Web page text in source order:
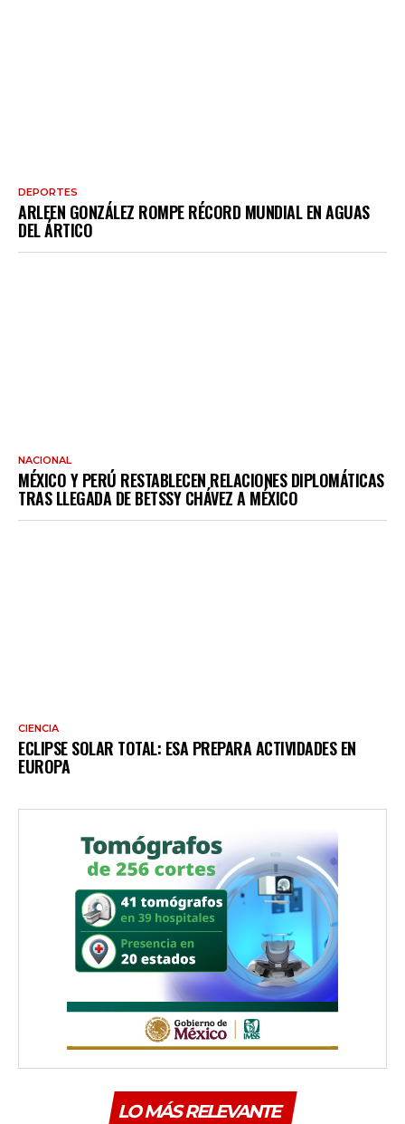
DEPORTES
ARLEEN GONZÁLEZ ROMPE RÉCORD MUNDIAL EN AGUAS
DEL ÁRTICO
NACIONAL
MÉXICO Y PERÚ RESTABLECEN RELACIONES DIPLOMÁTICAS
TRAS LLEGADA DE BETSSY CHÁVEZ A MÉXICO
CIENCIA
ECLIPSE SOLAR TOTAL: ESA PREPARA ACTIVIDADES EN
EUROPA
LO MÁS RELEVANTE